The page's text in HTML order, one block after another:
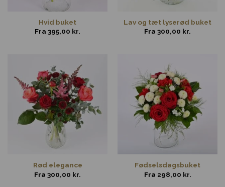
Hvid buket
Fra 395,00 kr.
Lav og tæt lyserød buket
Fra 300,00 kr.
Rød elegance
Fra 300,00 kr.
Fødselsdagsbuket
Fra 298,00 kr.